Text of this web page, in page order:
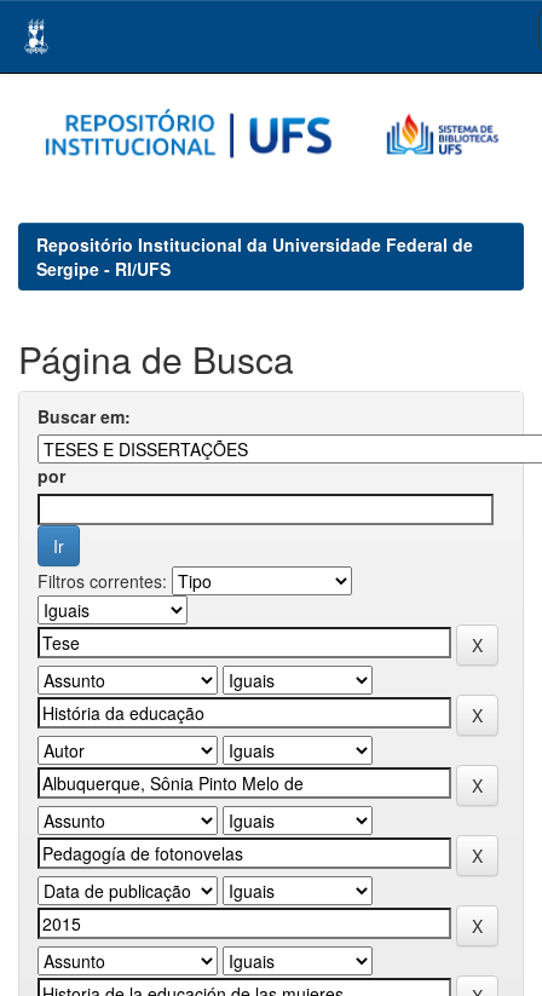
navigation
Repositório Institucional da Universidade Federal de
Sergipe - RI/UFS
Página de Busca
Buscar em:
por
Filtros correntes: